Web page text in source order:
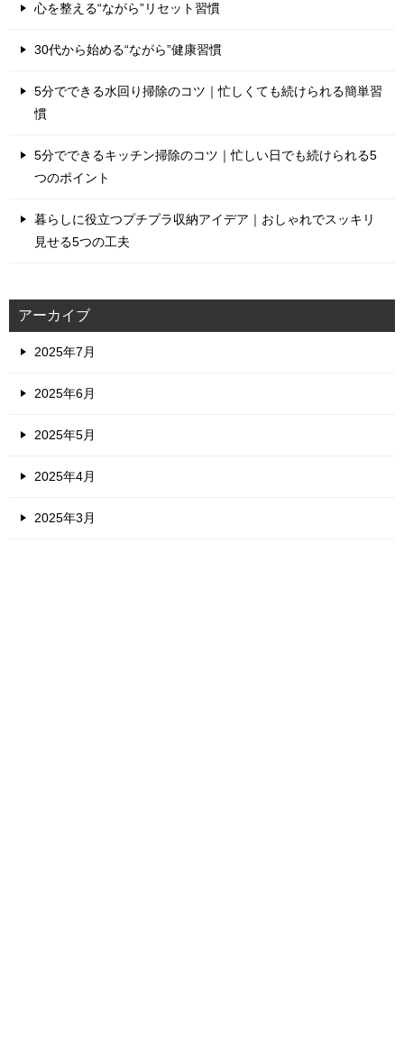
心を整える“ながら”リセット習慣
30代から始める“ながら”健康習慣
5分でできる水回り掃除のコツ｜忙しくても続けられる簡単習
慣
5分でできるキッチン掃除のコツ｜忙しい日でも続けられる5
つのポイント
暮らしに役立つプチプラ収納アイデア｜おしゃれでスッキリ
見せる5つの工夫
アーカイブ
2025年7月
2025年6月
2025年5月
2025年4月
2025年3月